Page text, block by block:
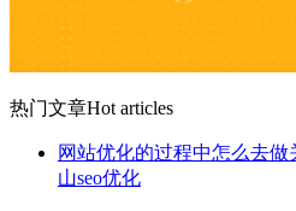
热门文章Hot articles
网站优化的过程中怎么去做
山seo优化